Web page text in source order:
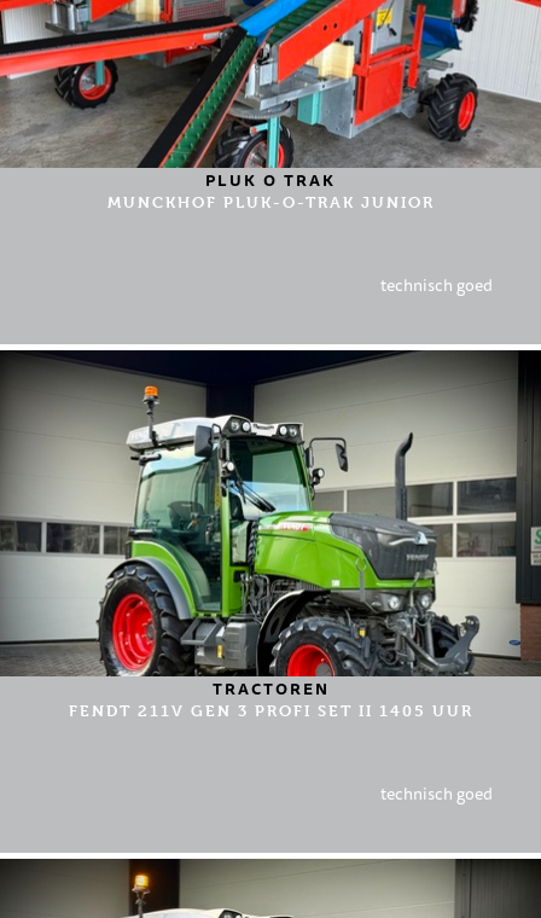
PLUK O TRAK
MUNCKHOF PLUK-O-TRAK JUNIOR
technisch goed
TRACTOREN
FENDT 211V GEN 3 PROFI SET II 1405 UUR
technisch goed